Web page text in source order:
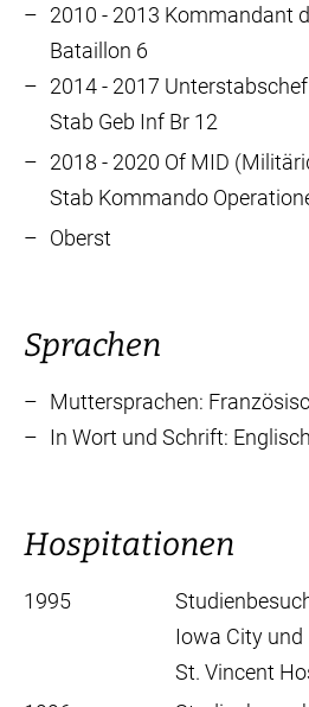
2010 - 2013 Kommandant
Bataillon 6
2014 - 2017
Stab Geb Inf Br 12
2018 - 2020 Of MID
Stab Kommando
Oberst
Sprachen
Muttersprachen:
In Wort und Schrift:
Hospitationen
1995
Iowa City und
St. Vincent